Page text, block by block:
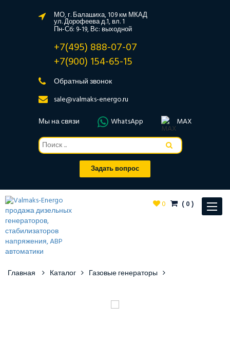
МО, г. Балашиха, 109 км МКАД
ул. Дорофеева д.1, вл. 1
Пн-Сб: 9-19, Вс: выходной
+7(495) 888-07-07
+7(900) 154-65-15
Обратный звонок
sale@valmaks-energo.ru
Мы на связи
WhatsApp MAX
Задать вопрос
Toggle
0 (0)
Главная Каталог Газовые генераторы